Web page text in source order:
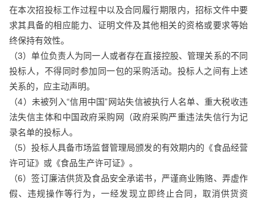
在本次招投标工作过程中以及合同履行期限内，招标文件中要
求其具备的相应能力、证明文件及其他相关的资格或要求等始
终保持有效性。
（3）单位负责人为同一人或者存在直接控股、管理关系的不同
投标人，不得同时参加同一包的采购活动。投标人之间有上述
关系的，应主动声明。
（4）未被列入“信用中国”网站失信被执行人名单、重大税收违
法失信主体和中国政府采购网（政府采购严重违法失信行为记
录名单的投标人。
（5）投标人具备市场监督管理局颁发的有效期内的《食品经营
许可证》或《食品生产许可证》。
（6）签订廉洁供货及食品安全承诺书，严谨商业贿赂、弄虚作
假、违规操作等行为，一经发现立即终止合同，取消供货资